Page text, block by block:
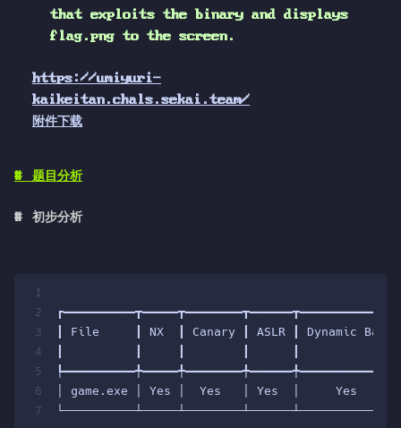
that exploits the binary and displays
flag.png to the screen.
https://umiyuri-
kaikeitan.chals.sekai.team/
附件下载
# 题目分析
# 初步分析
1
2
3
4
5
6
7
┃ File     ┃ NX  ┃ Canary ┃ ASLR ┃ Dynamic
│ game.exe │ Yes │  Yes   │ Yes  │